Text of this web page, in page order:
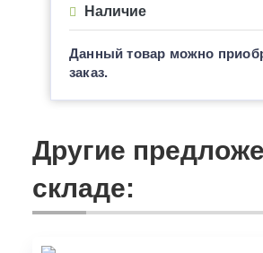
Наличие
Данный товар можно
заказ.
Другие
складе: